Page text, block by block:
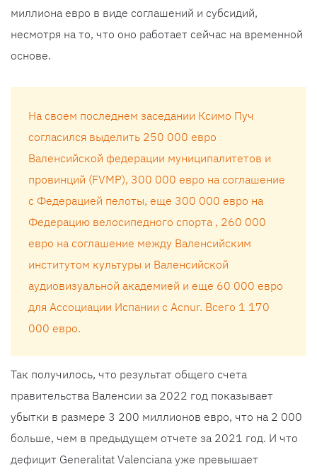
миллиона евро в виде соглашений и субсидий,
несмотря на то, что оно работает сейчас на временной
основе.
На своем последнем заседании Ксимо Пуч
согласился выделить 250 000 евро
Валенсийской федерации муниципалитетов и
провинций (FVMP), 300 000 евро на соглашение
с Федерацией пелоты, еще 300 000 евро на
Федерацию велосипедного спорта , 260 000
евро на соглашение между Валенсийским
институтом культуры и Валенсийской
аудиовизуальной академией и еще 60 000 евро
для Ассоциации Испании с Acnur. Всего 1 170
000 евро.
Так получилось, что результат общего счета
правительства Валенсии за 2022 год показывает
убытки в размере 3 200 миллионов евро, что на 2 000
больше, чем в предыдущем отчете за 2021 год. И что
дефицит Generalitat Valenciana уже превышает